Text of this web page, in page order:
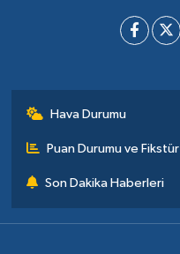
Hava Durumu
Puan Durumu ve Fikstür
Son Dakika Haberleri